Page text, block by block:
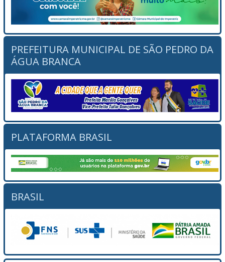
PREFEITURA MUNICIPAL DE SÃO PEDRO DA
ÁGUA BRANCA
PLATAFORMA BRASIL
BRASIL